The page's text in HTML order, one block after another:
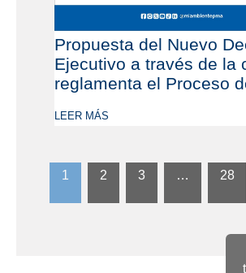
Propuesta del Nuevo
Ejecutivo a través de la
reglamenta el Proceso
LEER MÁS
1 2 3 … 28